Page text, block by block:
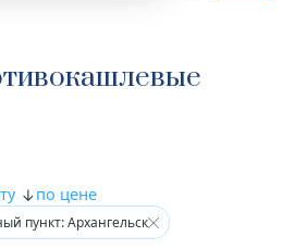
по цене
пункт: Архангельск